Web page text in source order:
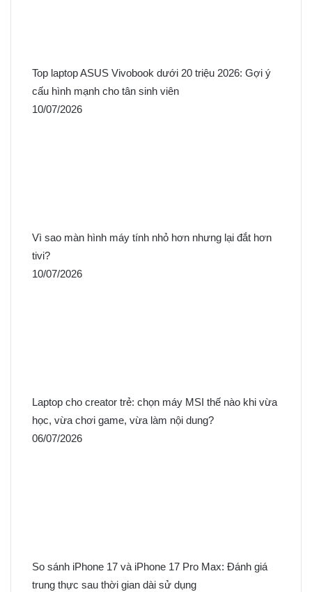
Top laptop ASUS Vivobook dưới 20 triệu 2026: Gợi ý
cấu hình mạnh cho tân sinh viên
10/07/2026
Vì sao màn hình máy tính nhỏ hơn nhưng lại đắt hơn
tivi?
10/07/2026
Laptop cho creator trẻ: chọn máy MSI thế nào khi vừa
học, vừa chơi game, vừa làm nội dung?
06/07/2026
So sánh iPhone 17 và iPhone 17 Pro Max: Đánh giá
trung thực sau thời gian dài sử dụng